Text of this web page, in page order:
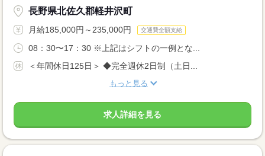
長野県北佐久郡軽井沢町
月給185,000円～235,000円 交通費全額支給
08：30〜17：30 ※上記はシフトの一例とな...
＜年間休日125日＞ ◆完全週休2日制（土日...
もっと見る
求人詳細を見る